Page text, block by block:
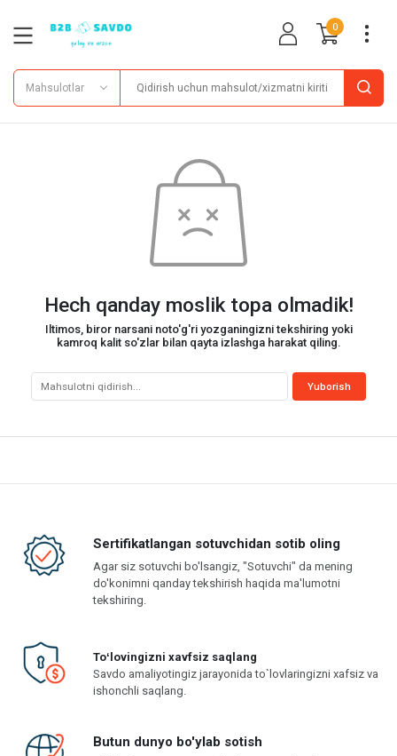
0
Mahsulotlar
Hech qanday moslik topa olmadik!
Iltimos, biror narsani noto'g'ri yozganingizni tekshiring yoki
kamroq kalit so'zlar bilan qayta izlashga harakat qiling.
Sertifikatlangan sotuvchidan sotib oling
Agar siz sotuvchi bo'lsangiz, "Sotuvchi" da mening
do'konimni qanday tekshirish haqida ma'lumotni
tekshiring.
Toʻlovingizni xavfsiz saqlang
Savdo amaliyotingiz jarayonida to`lovlaringizni xafsiz va
ishonchli saqlang.
Butun dunyo bo'ylab sotish